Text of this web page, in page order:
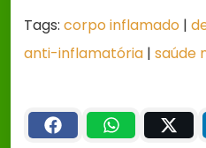
Tags: corpo inflamado |
anti-inflamatória | saúde